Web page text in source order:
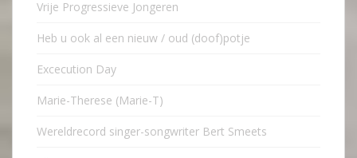
Vrije Progressieve Jongeren
Heb u ook al een nieuw / oud (doof)potje
Excecution Day
Marie-Therese (Marie-T)
Wereldrecord singer-songwriter Bert Smeets